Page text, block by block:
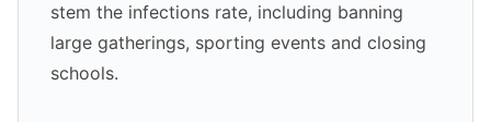
stem the infections rate, including banning
large gatherings, sporting events and closing
schools.